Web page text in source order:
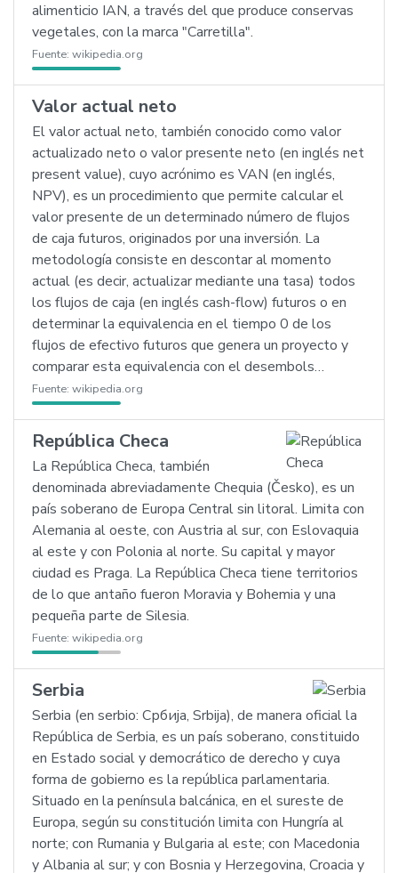
alimenticio IAN, a través del que produce conservas
vegetales, con la marca "Carretilla".
Fuente: wikipedia.org
Valor actual neto
El valor actual neto, también conocido como valor
actualizado neto o valor presente neto (en inglés net
present value), cuyo acrónimo es VAN (en inglés,
NPV), es un procedimiento que permite calcular el
valor presente de un determinado número de flujos
de caja futuros, originados por una inversión. La
metodología consiste en descontar al momento
actual (es decir, actualizar mediante una tasa) todos
los flujos de caja (en inglés cash-flow) futuros o en
determinar la equivalencia en el tiempo 0 de los
flujos de efectivo futuros que genera un proyecto y
comparar esta equivalencia con el desembols…
Fuente: wikipedia.org
República Checa
La República Checa, también
denominada abreviadamente Chequia (Česko), es un
país soberano de Europa Central sin litoral. Limita con
Alemania al oeste, con Austria al sur, con Eslovaquia
al este y con Polonia al norte. Su capital y mayor
ciudad es Praga. La República Checa tiene territorios
de lo que antaño fueron Moravia y Bohemia y una
pequeña parte de Silesia.
Fuente: wikipedia.org
Serbia
Serbia (en serbio: Србија, Srbija), de manera oficial la
República de Serbia, es un país soberano, constituido
en Estado social y democrático de derecho y cuya
forma de gobierno es la república parlamentaria.
Situado en la península balcánica, en el sureste de
Europa, según su constitución limita con Hungría al
norte; con Rumania y Bulgaria al este; con Macedonia
y Albania al sur; y con Bosnia y Herzegovina, Croacia y